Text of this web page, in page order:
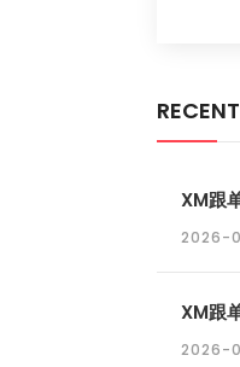
XM跟
2026-
XM跟
2026-